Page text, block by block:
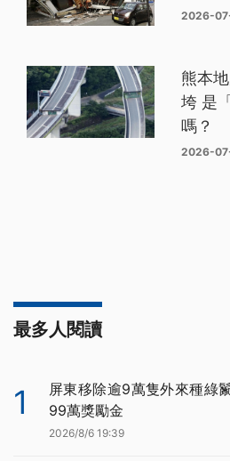
2026-
熊本
垮 是
嗎？
2026-
最多人閱讀
1
屏東移除逾9萬隻外來種綠
99萬獎勵金
2026/8/6 19:39